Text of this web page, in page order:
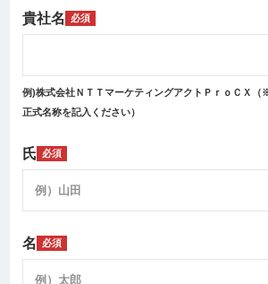
貴社名 必須
例)株式会社ＮＴＴマーケティングアクトＰｒｏＣＸ（
正式名称を記入ください）
氏 必須
名 必須